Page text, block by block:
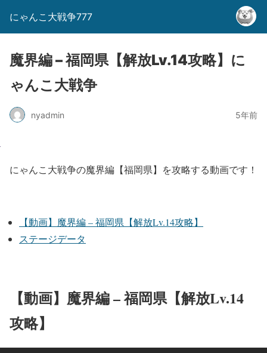
にゃんこ大戦争777
魔界編 – 福岡県【解放Lv.14攻略】に
ゃんこ大戦争
nyadmin 5年前
にゃんこ大戦争の魔界編【福岡県】を攻略する動画です！
【動画】魔界編 – 福岡県【解放Lv.14攻略】
ステージデータ
【動画】魔界編 – 福岡県【解放Lv.14
攻略】